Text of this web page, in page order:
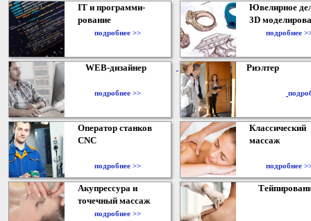
IT и программи-
рование
подробнее >>
Ювелирное
3D
подробнее
WEB-дизайнер
подробнее >>
Риэлтер
Оператор станков
CNC
подробнее >>
Классический
массаж
подробнее
Акупрессура и
точечный массаж
подробнее >>